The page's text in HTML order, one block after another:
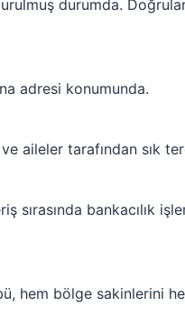
durumda.
adresi konumunda.
aileler tarafından sık
sırasında bankacılık
hem bölge sakinlerini